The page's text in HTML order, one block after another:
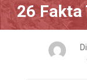
26 Fakta